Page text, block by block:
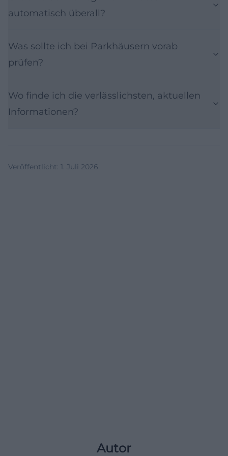
automatisch überall?
Was sollte ich bei Parkhäusern vorab
prüfen?
Wo finde ich die verlässlichsten, aktuellen
Informationen?
Veröffentlicht : 1. Juli 2026
Autor